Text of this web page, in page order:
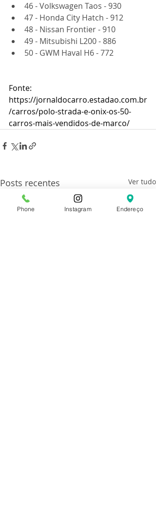
46 - Volkswagen Taos - 930
47 - Honda City Hatch - 912
48 - Nissan Frontier - 910
49 - Mitsubishi L200 - 886
50 - GWM Haval H6 - 772
Fonte:
https://jornaldocarro.estadao.com.br
/carros/polo-strada-e-onix-os-50-
carros-mais-vendidos-de-marco/
Posts recentes Ver tudo
Phone Instagram Endereço